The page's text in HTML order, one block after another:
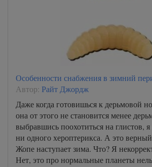
Особенности снабжения в зимний
Автор: Райт Джордж
Даже когда готовишься к дерьмовой
она от этого не становится менее
выбравшись поохотиться на глистов,
ни одного хероптерикса. А это
Жопе наступает зима. Что? Я
Нет, это про нормальные планеты